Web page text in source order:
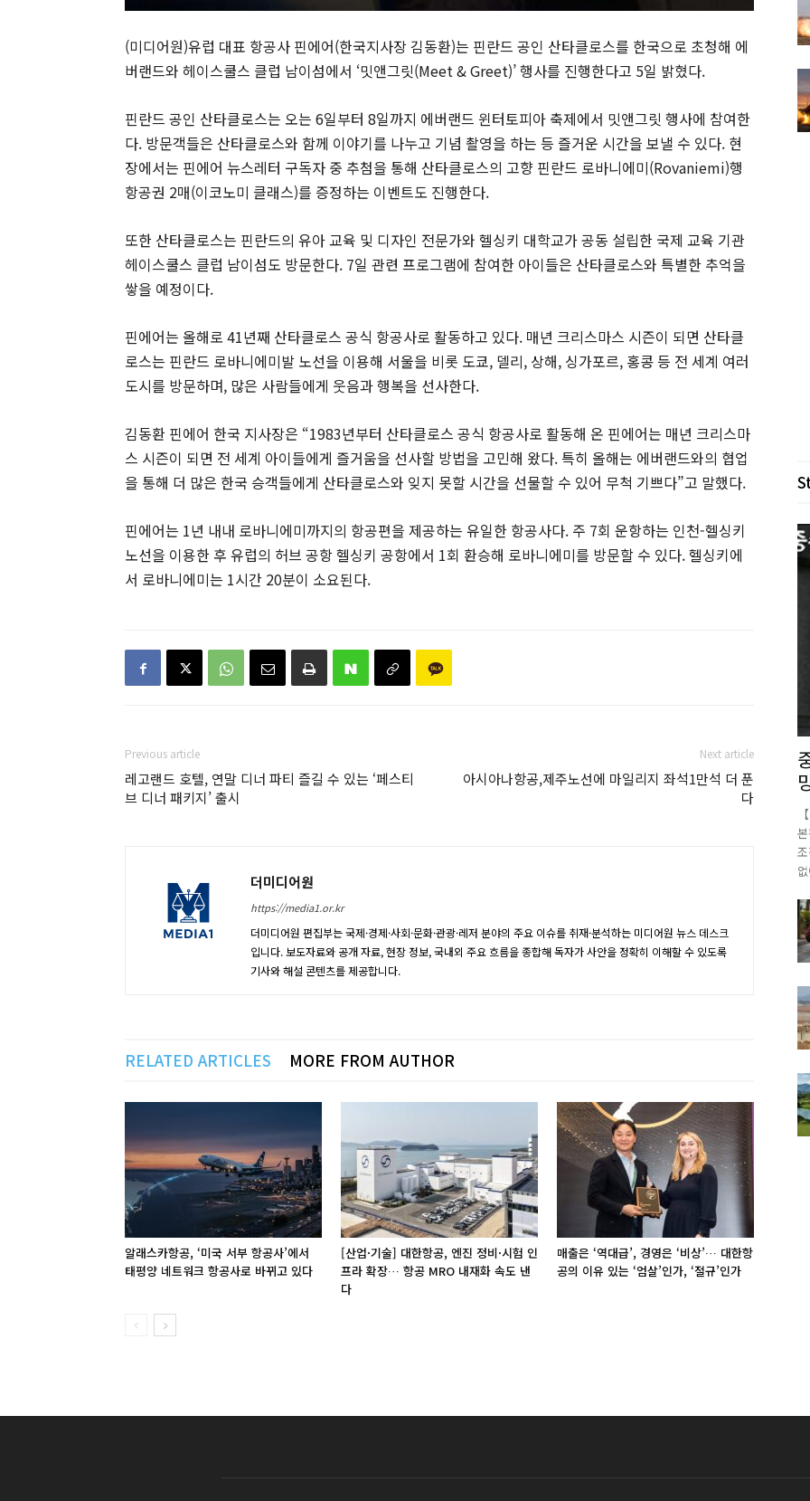
(미디어원)유럽 대표 항공사 핀에어(한국지사장 김동환)는 핀란드 공인 산타클로스를 한국으로 초청해 에
버랜드와 헤이스쿨스 클럽 남이섬에서 ‘밋앤그릿(Meet & Greet)’ 행사를 진행한다고 5일 밝혔다.
핀란드 공인 산타클로스는 오는 6일부터 8일까지 에버랜드 윈터토피아 축제에서 밋앤그릿 행사에 참여한
다. 방문객들은 산타클로스와 함께 이야기를 나누고 기념 촬영을 하는 등 즐거운 시간을 보낼 수 있다. 현
장에서는 핀에어 뉴스레터 구독자 중 추첨을 통해 산타클로스의 고향 핀란드 로바니에미(Rovaniemi)행
항공권 2매(이코노미 클래스)를 증정하는 이벤트도 진행한다.
또한 산타클로스는 핀란드의 유아 교육 및 디자인 전문가와 헬싱키 대학교가 공동 설립한 국제 교육 기관
헤이스쿨스 클럽 남이섬도 방문한다. 7일 관련 프로그램에 참여한 아이들은 산타클로스와 특별한 추억을
쌓을 예정이다.
핀에어는 올해로 41년째 산타클로스 공식 항공사로 활동하고 있다. 매년 크리스마스 시즌이 되면 산타클
로스는 핀란드 로바니에미발 노선을 이용해 서울을 비롯 도쿄, 델리, 상해, 싱가포르, 홍콩 등 전 세계 여러
도시를 방문하며, 많은 사람들에게 웃음과 행복을 선사한다.
김동환 핀에어 한국 지사장은 “1983년부터 산타클로스 공식 항공사로 활동해 온 핀에어는 매년 크리스마
스 시즌이 되면 전 세계 아이들에게 즐거움을 선사할 방법을 고민해 왔다. 특히 올해는 에버랜드와의 협업
을 통해 더 많은 한국 승객들에게 산타클로스와 잊지 못할 시간을 선물할 수 있어 무척 기쁘다”고 말했다.
핀에어는 1년 내내 로바니에미까지의 항공편을 제공하는 유일한 항공사다. 주 7회 운항하는 인천-헬싱키
노선을 이용한 후 유럽의 허브 공항 헬싱키 공항에서 1회 환승해 로바니에미를 방문할 수 있다. 헬싱키에
서 로바니에미는 1시간 20분이 소요된다.
Previous article
레고랜드 호텔, 연말 디너 파티 즐길 수 있는 ‘페스티
브 디너 패키지’ 출시
Next article
아시아나항공,제주노선에 마일리지 좌석1만석 더 푼
다
더미디어원
https://media1.or.kr
더미디어원 편집부는 국제·경제·사회·문화·관광·레저 분야의 주요 이슈를 취재·분석하는 미디어원 뉴스 데스크
입니다. 보도자료와 공개 자료, 현장 정보, 국내외 주요 흐름을 종합해 독자가 사안을 정확히 이해할 수 있도록
기사와 해설 콘텐츠를 제공합니다.
RELATED ARTICLES MORE FROM AUTHOR
알래스카항공, ‘미국 서부 항공사’에서
태평양 네트워크 항공사로 바뀌고 있다
[산업·기술] 대한항공, 엔진 정비·시험 인
프라 확장… 항공 MRO 내재화 속도 낸
다
매출은 ‘역대급’, 경영은 ‘비상’… 대한항
공의 이유 있는 ‘엄살’인가, ‘절규’인가